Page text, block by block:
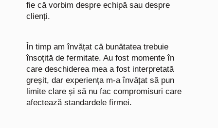
fie că vorbim despre echipă sau despre
clienți.
În timp am învățat că bunătatea trebuie
însoțită de fermitate. Au fost momente în
care deschiderea mea a fost interpretată
greșit, dar experiența m-a învățat să pun
limite clare și să nu fac compromisuri care
afectează standardele firmei.